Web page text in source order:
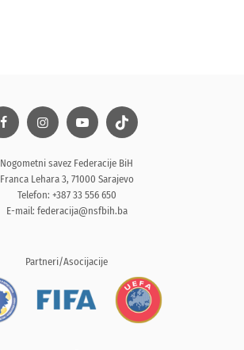
Nogometni savez Federacije BiH
Franca Lehara 3, 71000 Sarajevo
Telefon: +387 33 556 650
E-mail: federacija@nsfbih.ba
Partneri/Asocijacije